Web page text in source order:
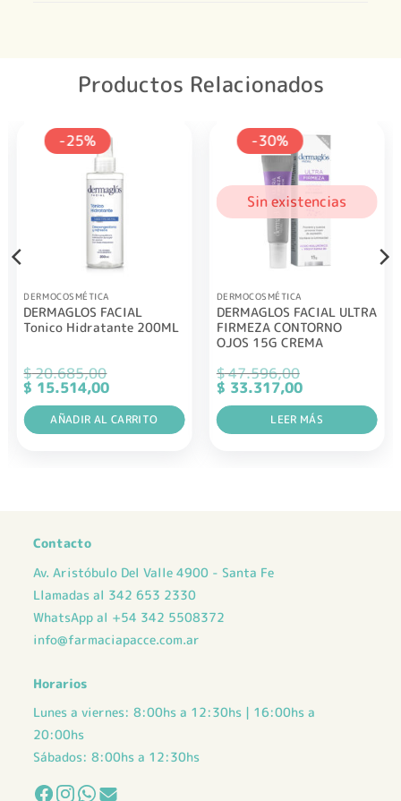
Productos Relacionados
-25%
DERMOCOSMÉTICA
DERMAGLOS FACIAL
Tonico Hidratante 200ML
$20.685,00
El
precio
original
era:
$ 20.685,00.
$ 15.514,00El
precio
actual
es:
$ 15.514,00.
AÑADIR AL CARRITO
-30%
Sin existencias
DERMOCOSMÉTICA
DERMAGLOS FACIAL ULTRA
FIRMEZA CONTORNO
OJOS 15G CREMA
$47.596,00
El
precio
original
era:
$ 47.596,00.
$ 33.317,00El
precio
actual
es:
$ 33.317,00.
LEER MÁS
Contacto
Av. Aristóbulo Del Valle 4900 - Santa Fe
Llamadas al 342 653 2330
WhatsApp al +54 342 5508372
info@farmaciapacce.com.ar
Horarios
Lunes a viernes: 8:00hs a 12:30hs | 16:00hs a
20:00hs
Sábados: 8:00hs a 12:30hs